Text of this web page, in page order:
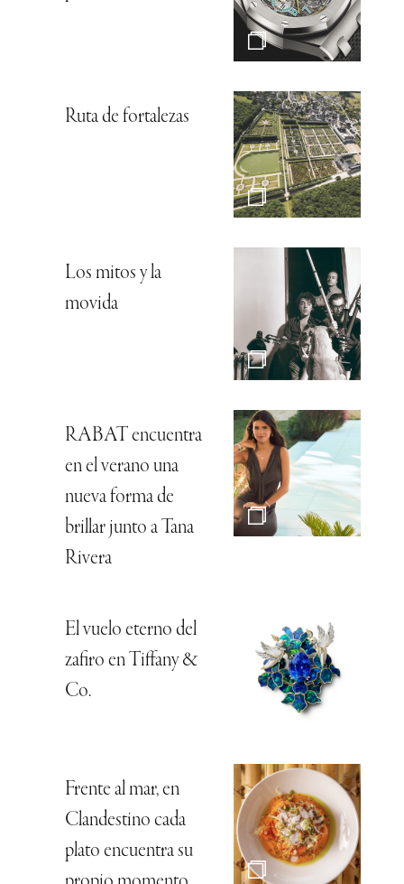
Ruta de fortalezas
Los mitos y la
movida
RABAT encuentra
en el verano una
nueva forma de
brillar junto a Tana
Rivera
El vuelo eterno del
zafiro en Tiffany &
Co.
Frente al mar, en
Clandestino cada
plato encuentra su